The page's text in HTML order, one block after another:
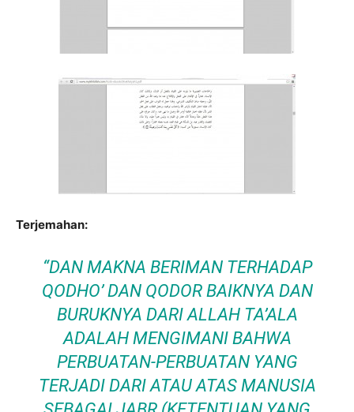
Terjemahan:
“DAN MAKNA BERIMAN TERHADAP
QODHO’ DAN QODOR BAIKNYA DAN
BURUKNYA DARI ALLAH TA’ALA
ADALAH MENGIMANI BAHWA
PERBUATAN-PERBUATAN YANG
TERJADI DARI ATAU ATAS MANUSIA